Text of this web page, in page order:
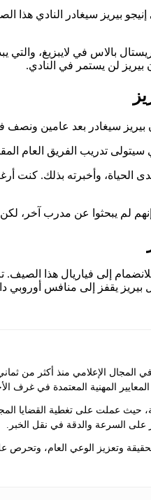
إنيجو بيريز سيغادر النادي
عاطفية بعد خسارة فريقه 1-0 على يد
بيريز سيغادر بعد عامين
سيتولى تدريب الفريق العام
وأخبرته بذلك. كنت
إنهم لم يبحثوا عن مدرب
إلى فياريال هذا
بيريز يقفز إلى منافس
الإعلامي منذ أكثر من
المهنية المعتمدة في غرف
حيث عملت على تغطية القضايا
على السرعة والدقة في نقل الخبر.
وتعزيز الوعي العام، وتحرص على